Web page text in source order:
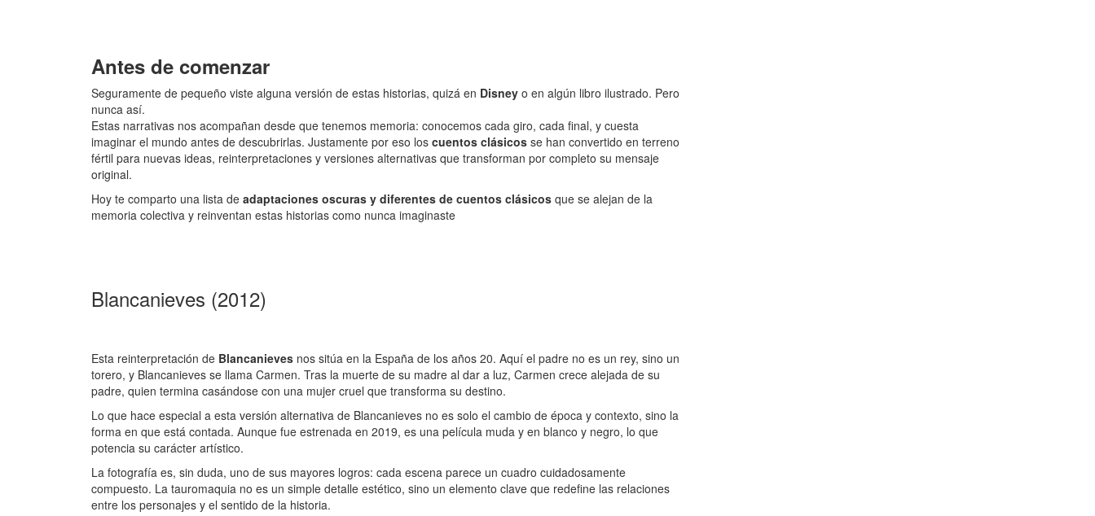
Antes de comenzar
Seguramente de pequeño viste alguna versión de estas historias, quizá en Disney o en algún libro ilustrado. Pero
nunca así.
Estas narrativas nos acompañan desde que tenemos memoria: conocemos cada giro, cada final, y cuesta
imaginar el mundo antes de descubrirlas. Justamente por eso los cuentos clásicos se han convertido en terreno
fértil para nuevas ideas, reinterpretaciones y versiones alternativas que transforman por completo su mensaje
original.
Hoy te comparto una lista de adaptaciones oscuras y diferentes de cuentos clásicos que se alejan de la
memoria colectiva y reinventan estas historias como nunca imaginaste
Blancanieves (2012)
Esta reinterpretación de Blancanieves nos sitúa en la España de los años 20. Aquí el padre no es un rey, sino un
torero, y Blancanieves se llama Carmen. Tras la muerte de su madre al dar a luz, Carmen crece alejada de su
padre, quien termina casándose con una mujer cruel que transforma su destino.
Lo que hace especial a esta versión alternativa de Blancanieves no es solo el cambio de época y contexto, sino la
forma en que está contada. Aunque fue estrenada en 2019, es una película muda y en blanco y negro, lo que
potencia su carácter artístico.
La fotografía es, sin duda, uno de sus mayores logros: cada escena parece un cuadro cuidadosamente
compuesto. La tauromaquia no es un simple detalle estético, sino un elemento clave que redefine las relaciones
entre los personajes y el sentido de la historia.